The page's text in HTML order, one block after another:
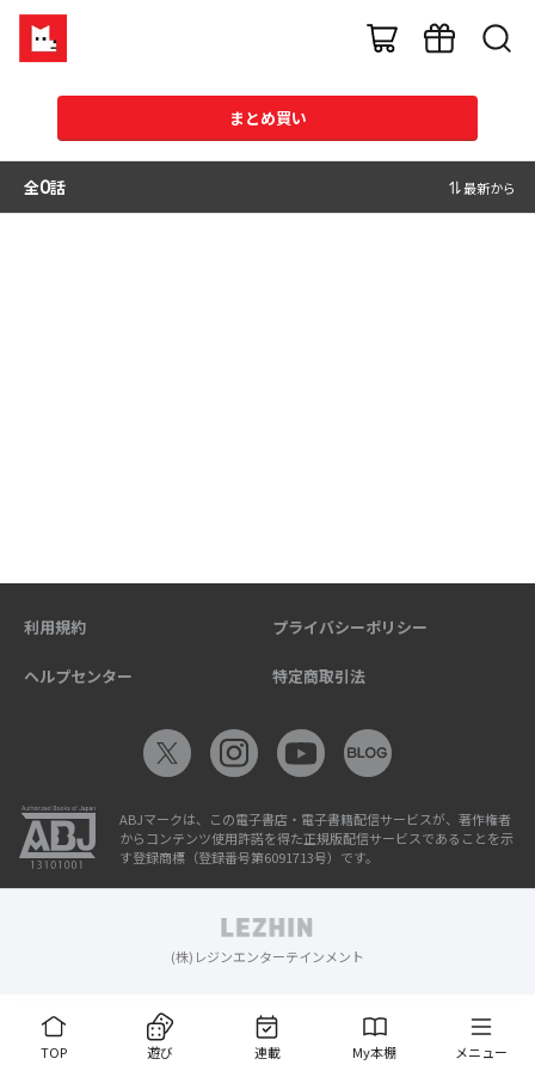
まとめ買い
全0話 最新から
TOP 遊び 連載 My本棚 メニュー
利用規約 プライバシーポリシー
ヘルプセンター 特定商取引法
ABJマークは、この電子書店・電子書籍配信サービスが、著作権者
からコンテンツ使用許諾を得た正規版配信サービスであることを示
す登録商標（登録番号第6091713号）です。
(株)レジンエンターテインメント